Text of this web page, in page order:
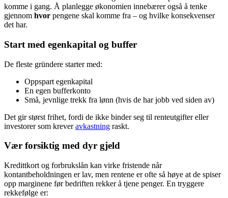
komme i gang. Å planlegge økonomien innebærer også å tenke
gjennom hvor pengene skal komme fra – og hvilke konsekvenser
det har.
Start med egenkapital og buffer
De fleste gründere starter med:
Oppspart egenkapital
En egen bufferkonto
Små, jevnlige trekk fra lønn (hvis de har jobb ved siden av)
Det gir størst frihet, fordi de ikke binder seg til renteutgifter eller
investorer som kreveravkastning raskt.
Vær forsiktig med dyr gjeld
Kredittkort og forbrukslån kan virke fristende når
kontantbeholdningen er lav, men rentene er ofte så høye at de spiser
opp marginene før bedriften rekker å tjene penger. En tryggere
rekkefølge er: